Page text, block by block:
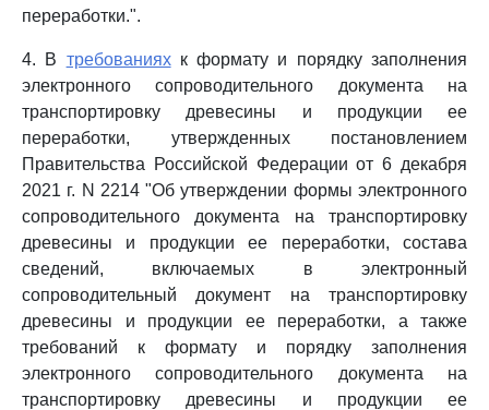
переработки.".
4. В требованияхк формату и порядку заполнения
электронного сопроводительного документа на
транспортировку древесины и продукции ее
переработки, утвержденных постановлением
Правительства Российской Федерации от 6 декабря
2021 г. N 2214 "Об утверждении формы электронного
сопроводительного документа на транспортировку
древесины и продукции ее переработки, состава
сведений, включаемых в электронный
сопроводительный документ на транспортировку
древесины и продукции ее переработки, а также
требований к формату и порядку заполнения
электронного сопроводительного документа на
транспортировку древесины и продукции ее